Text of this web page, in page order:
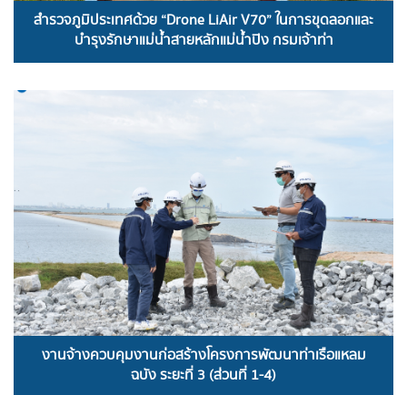
สำรวจภูมิประเทศด้วย “Drone LiAir V70” ในการขุดลอกและ
บำรุงรักษาแม่น้ำสายหลักแม่น้ำปิง กรมเจ้าท่า
งานจ้างควบคุมงานก่อสร้างโครงการพัฒนาท่าเรือแหลม
ฉบัง ระยะที่ 3 (ส่วนที่ 1-4)